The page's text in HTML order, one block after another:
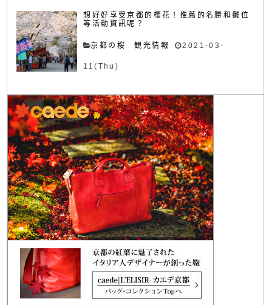
想好好享受京都的櫻花！推薦的名勝和攤位
等活動資訊呢？
京都の桜 観光情報 2021-03-
11(Thu)